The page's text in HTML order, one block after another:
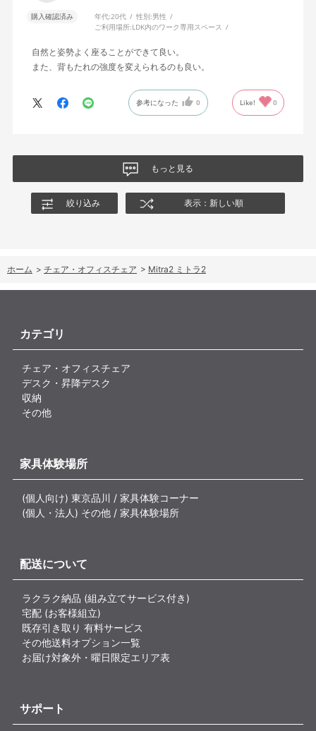
購入確認済み 年代:20代 性別:男性
ご利用場所:LDK内のワーク専用スペース
自然と姿勢よく座ることができて良い。
また、背もたれの強度を変えられるのも良い。
参考になった 0 Like! 0
もっと見る
絞り込み 表示：新しい順
ホーム > チェア・オフィスチェア > Mitra2 ミトラ2
カテゴリ
チェア・オフィスチェア
デスク・昇降デスク
収納
その他
家具体験場所
(個人向け) 東京品川 / 家具体験コーナー
(個人・法人) その他 / 家具体験場所
配送について
ラクラク納品 (組み立てサービス付き)
宅配 (お客様組立)
既存引き取り 有料サービス
その他送料オプション一覧
お届け対象外・曜日限定エリア表
サポート